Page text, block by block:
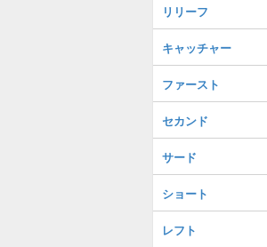
リリーフ
キャッチャー
ファースト
セカンド
サード
ショート
レフト